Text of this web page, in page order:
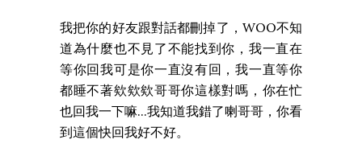
我把你的好友跟對話都刪掉了，WOO不知
道為什麼也不見了不能找到你，我一直在
等你回我可是你一直沒有回，我一直等你
都睡不著欸欸欸哥哥你這樣對嗎，你在忙
也回我一下嘛...我知道我錯了喇哥哥，你看
到這個快回我好不好。